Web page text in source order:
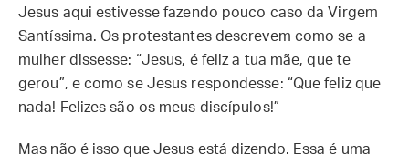
Jesus aqui estivesse fazendo pouco caso da Virgem
Santíssima. Os protestantes descrevem como se a
mulher dissesse: “Jesus, é feliz a tua mãe, que te
gerou”, e como se Jesus respondesse: “Que feliz que
nada! Felizes são os meus discípulos!”
Mas não é isso que Jesus está dizendo. Essa é uma